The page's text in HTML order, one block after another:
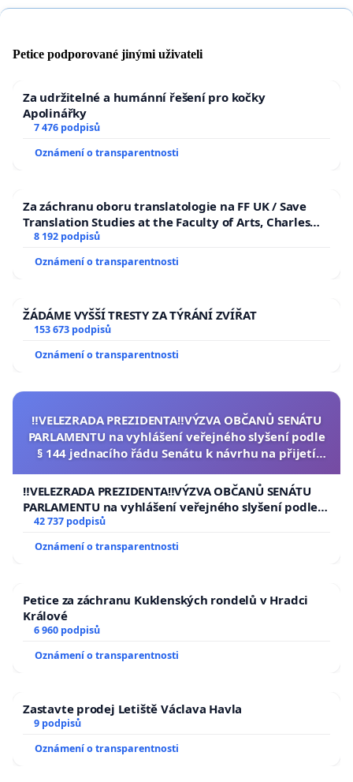
Petice podporované jinými uživateli
Za udržitelné a humánní řešení pro kočky
Apolinářky
7 476 podpisů
Oznámení o transparentnosti
Za záchranu oboru translatologie na FF UK / Save
Translation Studies at the Faculty of Arts, Charles
University
8 192 podpisů
Oznámení o transparentnosti
ŽÁDÁME VYŠŠÍ TRESTY ZA TÝRÁNÍ ZVÍŘAT
153 673 podpisů
Oznámení o transparentnosti
‼️VELEZRADA PREZIDENTA‼️VÝZVA OBČANŮ SENÁTU
PARLAMENTU na vyhlášení veřejného slyšení podle
§ 144 jednacího řádu Senátu k návrhu na přijetí
republiky
‼️VELEZRADA PREZIDENTA‼️VÝZVA OBČANŮ SENÁTU
PARLAMENTU na vyhlášení veřejného slyšení podle §
144 jednacího řádu Senátu k návrhu na přijetí
republiky
42 737 podpisů
Oznámení o transparentnosti
Petice za záchranu Kuklenských rondelů v Hradci
Králové
6 960 podpisů
Oznámení o transparentnosti
Zastavte prodej Letiště Václava Havla
9 podpisů
Oznámení o transparentnosti